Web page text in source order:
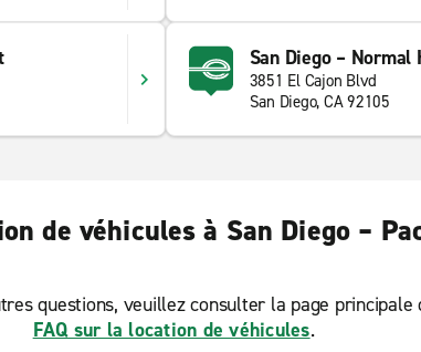
San Diego – Normal
3851 El Cajon Blvd
San Diego, CA 92105
de véhicules à San Diego –
questions, veuillez consulter la page principale
FAQ sur la location de véhicules.